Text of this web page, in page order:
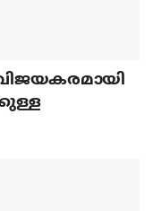
വിജയകരമായി